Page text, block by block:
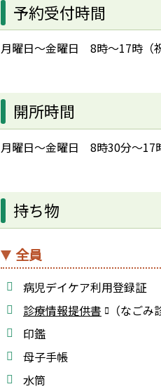
予約受付時間
月曜日～金曜日 8時～17時（
開所時間
月曜日～金曜日 8時30分～17
持ち物
全員
病児デイケア利用登録証
診療情報提供書
（なご
印鑑
母子手帳
水筒